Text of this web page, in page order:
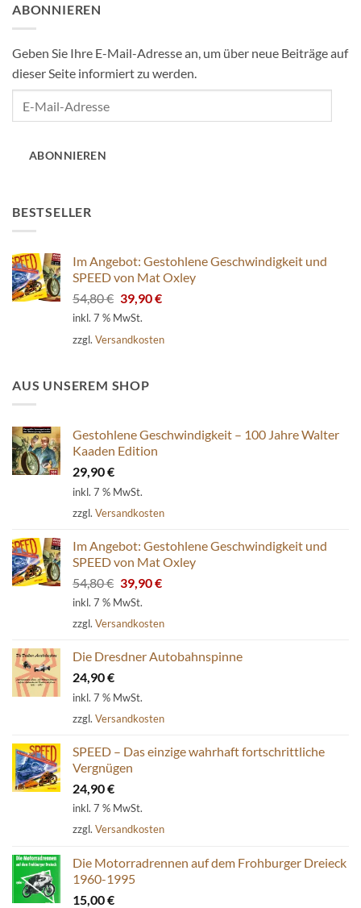
ABONNIEREN
Geben Sie Ihre E-Mail-Adresse an, um über neue Beiträge auf
dieser Seite informiert zu werden.
ABONNIEREN
BESTSELLER
Im Angebot: Gestohlene Geschwindigkeit und
SPEED von Mat Oxley
54,80€ Ursprünglicher
Preis
54,80 €
39,90€Aktueller
39,90 €.
inkl. 7 % MwSt.
zzgl. Versandkosten
AUS UNSEREM SHOP
Gestohlene Geschwindigkeit – 100 Jahre Walter
Kaaden Edition
29,90€
inkl. 7 % MwSt.
zzgl. Versandkosten
Im Angebot: Gestohlene Geschwindigkeit und
SPEED von Mat Oxley
54,80€ Ursprünglicher
Preis
war:
54,80 €
39,90€Aktueller
39,90 €.
inkl. 7 % MwSt.
zzgl. Versandkosten
Die Dresdner Autobahnspinne
24,90€
inkl. 7 % MwSt.
zzgl. Versandkosten
SPEED – Das einzige wahrhaft fortschrittliche
Vergnügen
24,90€
inkl. 7 % MwSt.
zzgl. Versandkosten
Die Motorradrennen auf dem Frohburger Dreieck
1960-1995
15,00€